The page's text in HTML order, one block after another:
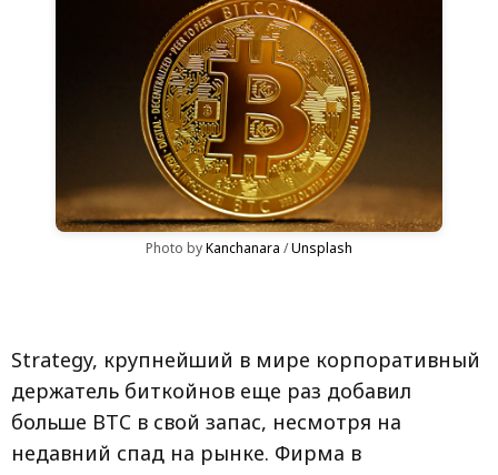
Photo by Kanchanara / Unsplash
Strategy, крупнейший в мире корпоративный
держатель биткойнов еще раз добавил
больше BTC в свой запас, несмотря на
недавний спад на рынке. Фирма в